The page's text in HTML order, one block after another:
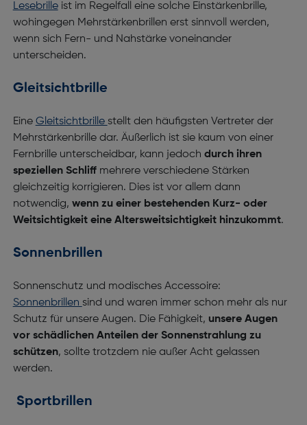
Lesebrilleist im Regelfall eine solche Einstärkenbrille,
wohingegen Mehrstärkenbrillen erst sinnvoll werden,
wenn sich Fern- und Nahstärke voneinander
unterscheiden.
Gleitsichtbrille
Eine Gleitsichtbrille stellt den häufigsten Vertreter der
Mehrstärkenbrille dar. Äußerlich ist sie kaum von einer
Fernbrille unterscheidbar, kann jedoch durch ihren
speziellen Schliffmehrere verschiedene Stärken
gleichzeitig korrigieren. Dies ist vor allem dann
notwendig, wenn zu einer bestehenden Kurz- oder
Weitsichtigkeit eine Altersweitsichtigkeit hinzukommt.
Sonnenbrillen
Sonnenschutz und modisches Accessoire:
Sonnenbrillen sind und waren immer schon mehr als nur
Schutz für unsere Augen. Die Fähigkeit, unsere Augen
vor schädlichen Anteilen der Sonnenstrahlung zu
schützen, sollte trotzdem nie außer Acht gelassen
werden.
Sportbrillen